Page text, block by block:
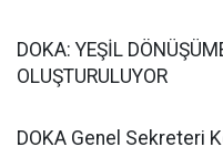
DOKA: YEŞİL
OLUŞTURULUYOR
DOKA Genel Sekreteri